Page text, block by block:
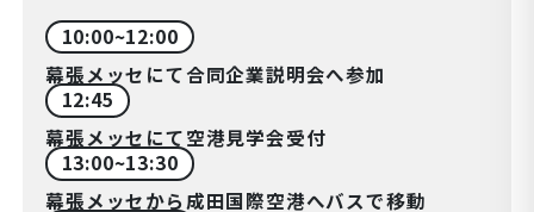
10:00~12:00
幕張メッセにて合同企業説明会へ参加
12:45
幕張メッセにて空港見学会受付
13:00~13:30
幕張メッセから成田国際空港へバスで移動